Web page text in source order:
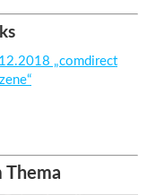
„comdirect
Thema